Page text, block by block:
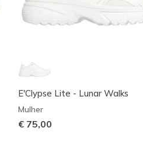
E'Clypse Lite - Lunar Walks
Mulher
€ 75,00